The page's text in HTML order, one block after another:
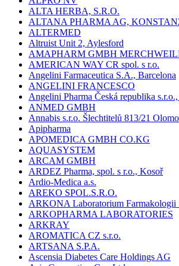
ALTA HERBA, S.R.O.
ALTANA PHARMA AG,
ALTERMED
Altruist Unit 2, Aylesford
AMAPHARM GMBH
AMERICAN WAY CR spol. s r.o.
Angelini Farmaceutica S.A., Barcelona
ANGELINI FRANCESCO
Angelini Pharma Česká republika
ANMED GMBH
Annabis s.r.o. Šlechtitelů 813/21
Apipharma
APOMEDICA GMBH CO.KG
AQUASYSTEM
ARCAM GMBH
ARDEZ Pharma, spol. s r.o., Kosoř
Ardio-Medica a.s.
AREKO SPOL.S.R.O.
ARKONA Laboratorium Farmakologii
ARKOPHARMA LABORATORIES
ARKRAY
AROMATICA CZ s.r.o.
ARTSANA S.P.A.
Ascensia Diabetes Care Holdings AG